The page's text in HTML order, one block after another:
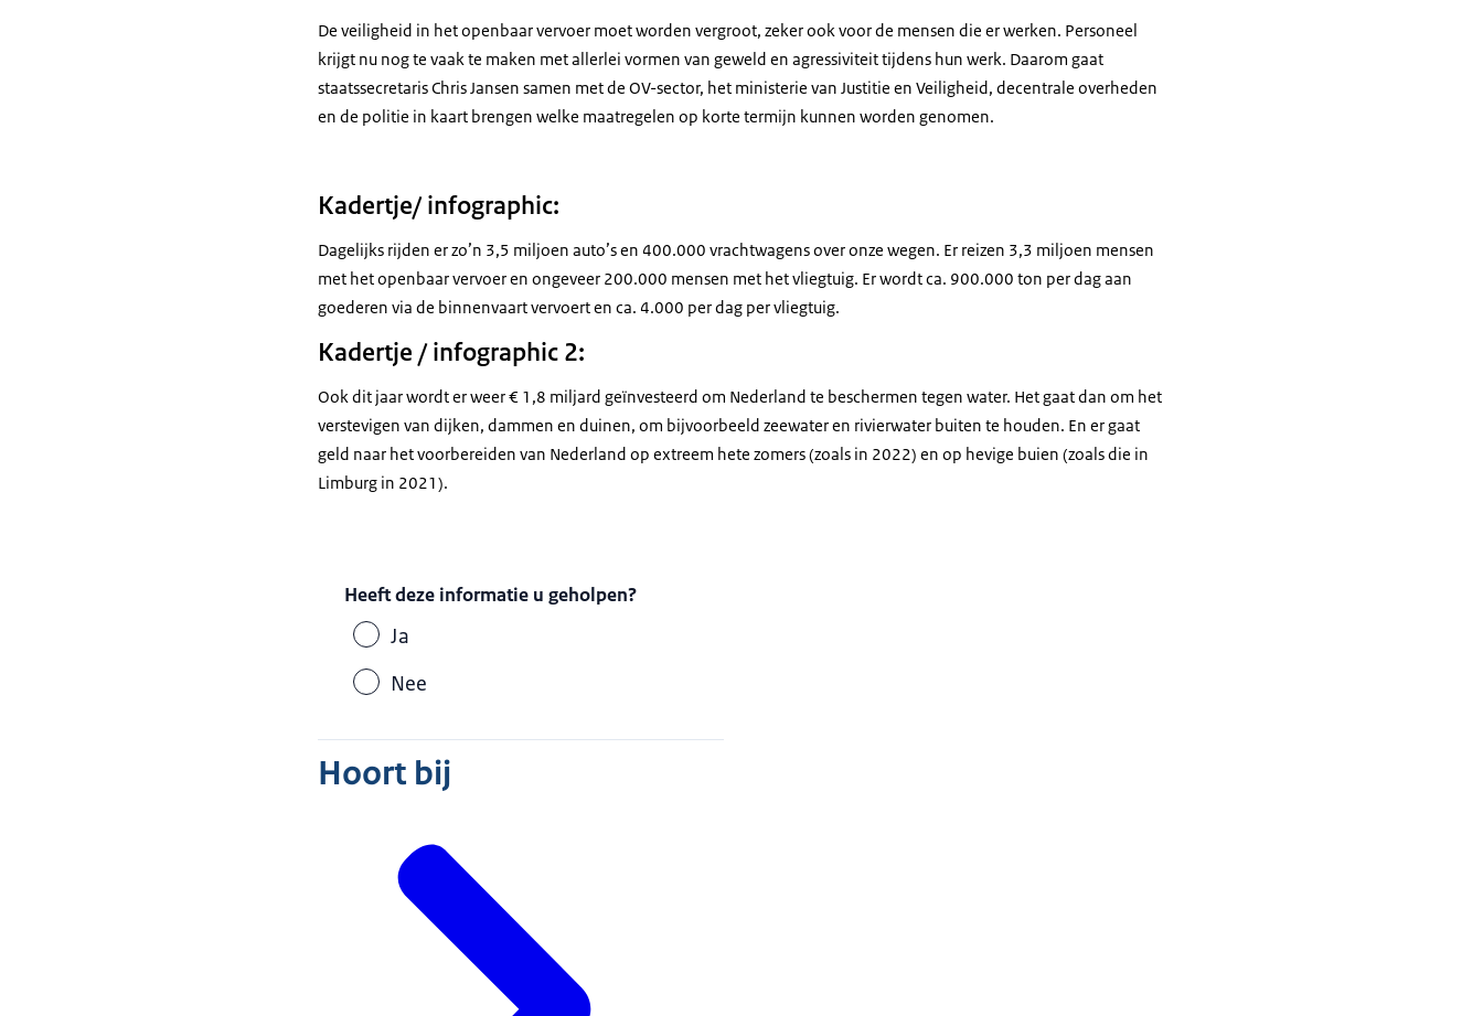
De veiligheid in het openbaar vervoer moet worden vergroot, zeker ook voor de mensen die er werken. Personeel
krijgt nu nog te vaak te maken met allerlei vormen van geweld en agressiviteit tijdens hun werk. Daarom gaat
staatssecretaris Chris Jansen samen met de OV-sector, het ministerie van Justitie en Veiligheid, decentrale overheden
en de politie in kaart brengen welke maatregelen op korte termijn kunnen worden genomen.
Kadertje/ infographic:
Dagelijks rijden er zo’n 3,5 miljoen auto’s en 400.000 vrachtwagens over onze wegen. Er reizen 3,3 miljoen mensen
met het openbaar vervoer en ongeveer 200.000 mensen met het vliegtuig. Er wordt ca. 900.000 ton per dag aan
goederen via de binnenvaart vervoert en ca. 4.000 per dag per vliegtuig.
Kadertje / infographic 2:
Ook dit jaar wordt er weer € 1,8 miljard geïnvesteerd om Nederland te beschermen tegen water. Het gaat dan om het
verstevigen van dijken, dammen en duinen, om bijvoorbeeld zeewater en rivierwater buiten te houden. En er gaat
geld naar het voorbereiden van Nederland op extreem hete zomers (zoals in 2022) en op hevige buien (zoals die in
Limburg in 2021).
Heeft deze informatie u geholpen?
Ja
Nee
Hoort bij